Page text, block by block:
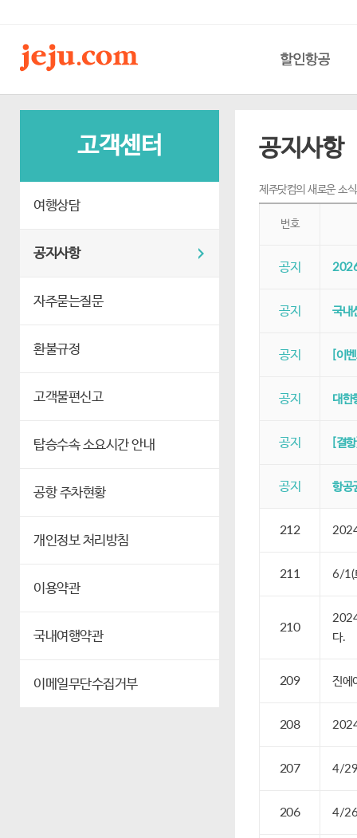
할인항공
고객센터
여행상담
공지사항
자주묻는질문
환불규정
고객불편신고
탑승수속 소요시간 안내
공항 주차현황
개인정보 처리방침
이용약관
국내여행약관
이메일무단수집거부
공지사항
제주닷컴의 새로운 소
번호
공지
공지 국내
공지 [이
공지 대한
공지 [결
공지 항공
212
211 6/1(
210
다.
209 진에
208
207 4/
206 4/